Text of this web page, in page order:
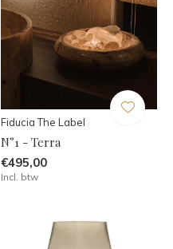
Fiducia The Label
N°1 - Terra
€495,00
Incl. btw